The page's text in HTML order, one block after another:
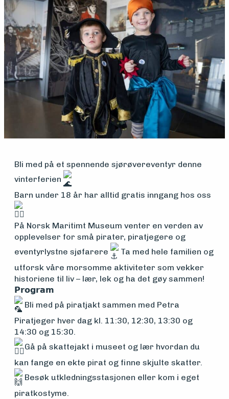
Medlemsfartøy
Søk
om
midler
Vern,
vedlikehold
og drift
Om
foreningen
Aktuelt
Bli med på et spennende sjørøvereventyr denne
vinterferien
Barn under 18 år har alltid gratis inngang hos oss
På Norsk Maritimt Museum venter en verden av
opplevelser for små pirater, piratjegere og
eventyrlystne sjøfarere
Ta med hele familien og
utforsk våre morsomme aktiviteter som vekker
historiene til liv – lær, lek og ha det gøy sammen!
𝗣𝗿𝗼𝗴𝗿𝗮𝗺
Bli med på piratjakt sammen med Petra
Piratjeger hver dag kl. 11:30, 12:30, 13:30 og
14:30 og 15:30.
Gå på skattejakt i museet og lær hvordan du
kan fange en ekte pirat og finne skjulte skatter.
Besøk utkledningsstasjonen eller kom i eget
piratkostyme.